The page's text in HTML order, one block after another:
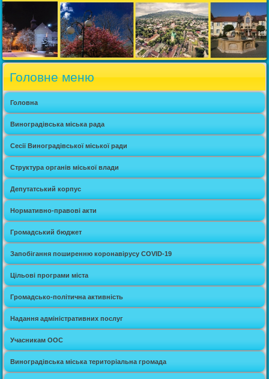
Головне меню
Головна
Виноградівська міська рада
Сесії Виноградівської міської ради
Структура органів міської влади
Депутатський корпус
Нормативно-правові акти
Громадський бюджет
Запобігання поширенню коронавірусу COVID-19
Цільові програми міста
Громадсько-політична активність
Надання адміністративних послуг
Учасникам ООС
Виноградівська міська територіальна громада